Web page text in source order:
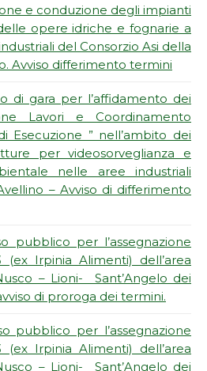
e conduzione degli impianti
opere idriche e fognarie a
del Consorzio Asi della
Avviso differimento termini
di gara per l’affidamento dei
Lavori e Coordinamento
Esecuzione ” nell’ambito dei
per videosorveglianza e
nelle aree industriali
– Avviso di differimento
pubblico per l’assegnazione
Irpinia Alimenti) dell’area
– Lioni- Sant’Angelo dei
di proroga dei termini.
pubblico per l’assegnazione
Irpinia Alimenti) dell’area
– Lioni- Sant’Angelo dei